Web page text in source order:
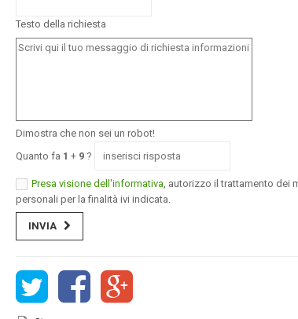
Testo della richiesta
Dimostra che non sei un robot!
Quanto fa 1 + 9 ?
Presa visione dell'informativa , autorizzo il trattamento dei
personali per la finalità ivi indicata.
INVIA